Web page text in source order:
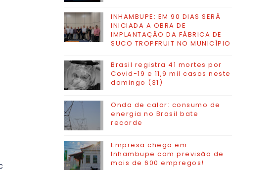
INHAMBUPE: EM 90 DIAS SERÁ
INICIADA A OBRA DE
IMPLANTAÇÃO DA FÁBRICA DE
SUCO TROPFRUIT NO MUNICÍPIO
Brasil registra 41 mortes por
Covid-19 e 11,9 mil casos neste
domingo (31)
Onda de calor: consumo de
energia no Brasil bate
recorde
Empresa chega em
Inhambupe com previsão de
mais de 600 empregos!